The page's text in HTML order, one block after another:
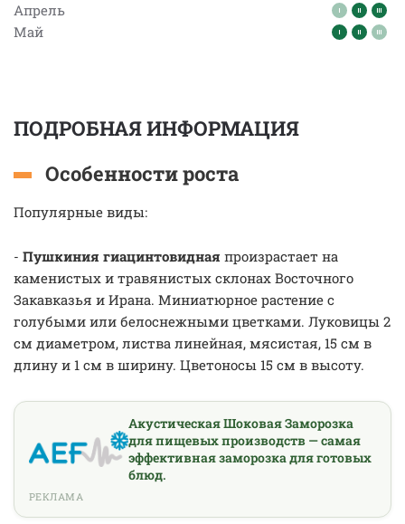
Апрель
Май
ПОДРОБНАЯ ИНФОРМАЦИЯ
Особенности роста
Популярные виды:
- Пушкиния гиацинтовидная произрастает на
каменистых и травянистых склонах Восточного
Закавказья и Ирана. Миниатюрное растение с
голубыми или белоснежными цветками. Луковицы 2
см диаметром, листва линейная, мясистая, 15 см в
длину и 1 см в ширину. Цветоносы 15 см в высоту.
Акустическая Шоковая Заморозка
для пищевых производств — самая
эффективная заморозка для готовых
блюд.
РЕКЛАМА